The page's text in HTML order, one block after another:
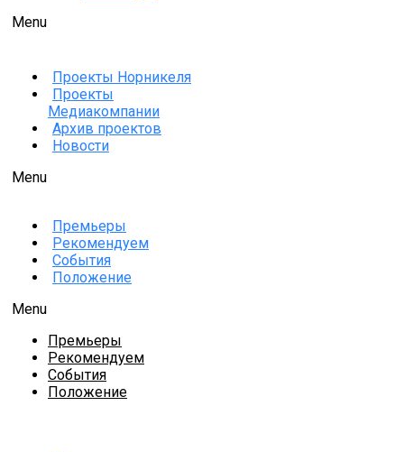
Menu
Проекты Норникеля
Проекты
Медиакомпании
Архив проектов
Новости
Menu
Премьеры
Рекомендуем
События
Положение
Menu
Премьеры
Рекомендуем
События
Положение